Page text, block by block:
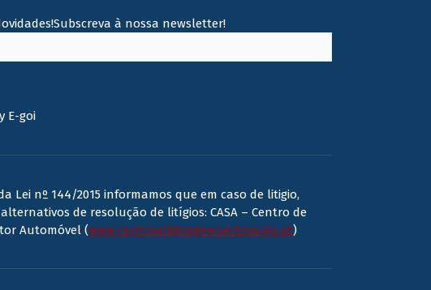
à nossa newsletter!
E-goi
Lei nº 144/2015 informamos que em caso de litigio,
de resolução de litígios: CASA – Centro de
Automóvel (www.centroarbitragemsectorauto.pt)